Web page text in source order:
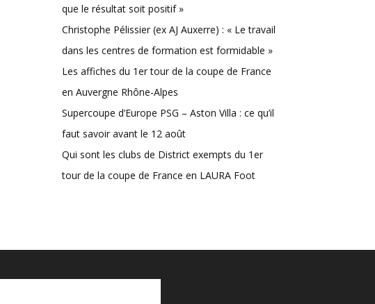
que le résultat soit positif »
Christophe Pélissier (ex AJ Auxerre) : « Le travail
dans les centres de formation est formidable »
Les affiches du 1er tour de la coupe de France
en Auvergne Rhône-Alpes
Supercoupe d’Europe PSG – Aston Villa : ce qu’il
faut savoir avant le 12 août
Qui sont les clubs de District exempts du 1er
tour de la coupe de France en LAURA Foot